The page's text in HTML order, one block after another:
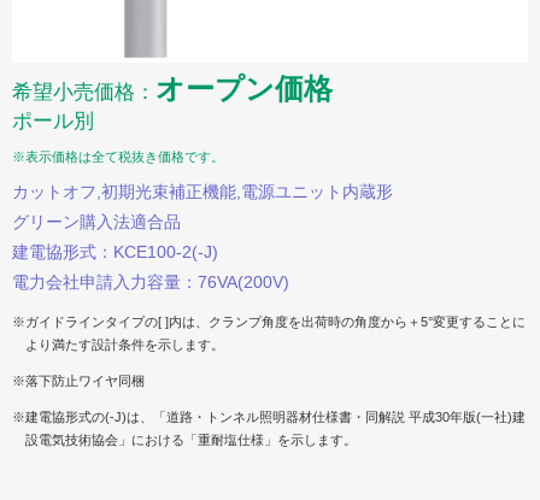
希望小売価格： オープン価格
ポール別
※表示価格は全て税抜き価格です。
カットオフ,初期光束補正機能,電源ユニット内蔵形
グリーン購入法適合品
建電協形式：KCE100-2(-J)
電力会社申請入力容量：76VA(200V)
※ガイドラインタイプの[ ]内は、クランプ角度を出荷時の角度から＋5°変更することに
より満たす設計条件を示します。
※落下防止ワイヤ同梱
※建電協形式の(-J)は、「道路・トンネル照明器材仕様書・同解説 平成30年版(一社)建
設電気技術協会」における「重耐塩仕様」を示します。